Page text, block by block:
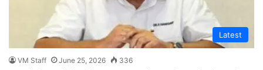
Latest
VM Staff June 25, 2026 336